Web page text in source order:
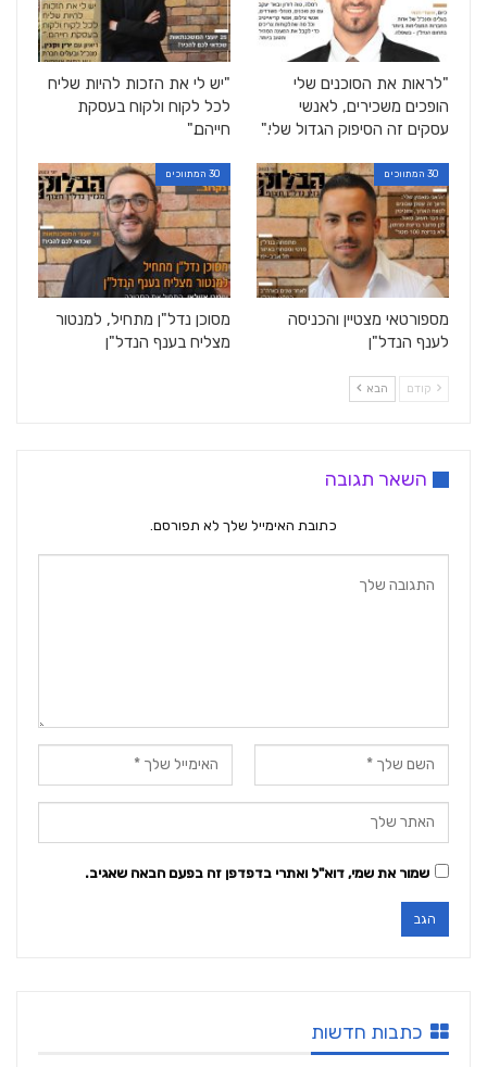
"לראות את הסוכנים שלי
הופכים משכירים, לאנשי
עסקים זה הסיפוק הגדול שלי."
"יש לי את הזכות להיות שליח
לכל לקוח ולקוח בעסקת
חייהם."
30 המתווכים
מספורטאי מצטיין והכניסה
לענף הנדל"ן
30 המתווכים
מסוכן נדל"ן מתחיל, למנטור
מצליח בענף הנדל"ן
קודם הבא
השאר תגובה
כתובת האימייל שלך לא תפורסם.
שמור את שמי, דוא"ל ואתרי בדפדפן זה בפעם הבאה שאגיב.
כתבות חדשות